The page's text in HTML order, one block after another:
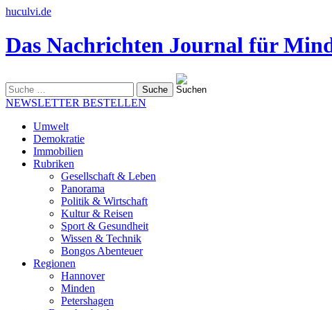
huculvi.de
Das Nachrichten Journal für
nach:
NEWSLETTER BESTELLEN
Umwelt
Demokratie
Immobilien
Rubriken
Gesellschaft & Leben
Panorama
Politik & Wirtschaft
Kultur & Reisen
Sport & Gesundheit
Wissen & Technik
Bongos Abenteuer
Regionen
Hannover
Minden
Petershagen